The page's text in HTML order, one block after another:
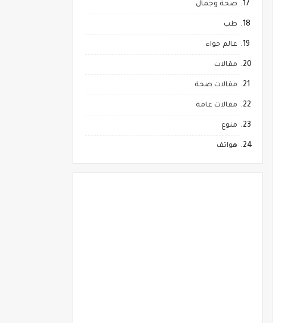
صحة وجمال
طب
عالم حواء
مقالات
مقالات صحة
مقالات عامة
منوع
هواتف